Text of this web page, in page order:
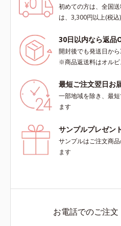
初めての方は、全国
は、3,300円以上(税
30日以内なら返品
開封後でも発送日か
※商品返送料はオル
最短ご注文翌日お
一部地域を除き、最
ます
サンプルプレゼン
サンプルはご注文商
ます
お電話でのご注